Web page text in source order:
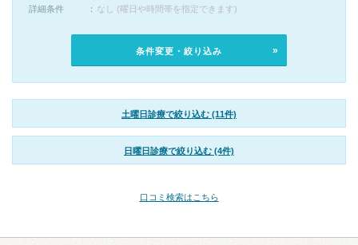
詳細条件
なし (曜日や時間帯を指定できます)
条件変更・絞り込み
土曜日診療で絞り込む (11件)
日曜日診療で絞り込む (4件)
口コミ検索はこちら